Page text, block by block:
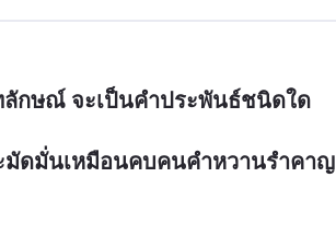
กษณ์ จะเป็นคำประพันธ์ชนิดใด
มัดมั่นเหมือนคบคนคำหวานรำคาญ